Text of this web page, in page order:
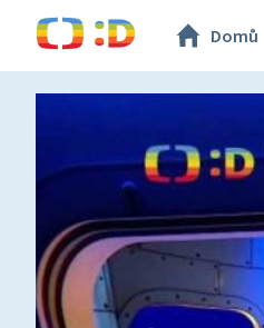
Domů